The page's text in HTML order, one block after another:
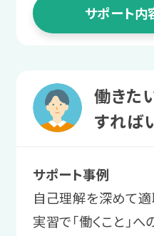
長く働くため
安定就労に
まずは1日2〜3時
ムを受講し、体調
を学びます。
サポート内
働きた
すれば
サポート事例
自己理解を深めて適
実習で「働くこと」へ